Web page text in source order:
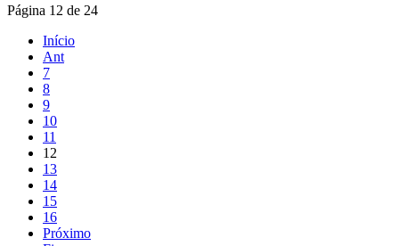
Página 12 de 24
Início
Ant
7
8
9
10
11
12
13
14
15
16
Próximo